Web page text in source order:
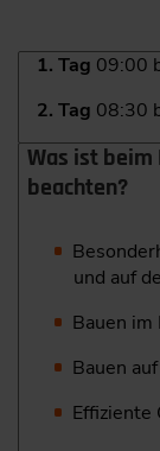
1. Tag 09:00
2. Tag 08:30
Was ist beim
beachten?
und auf
Bauen im
Bauen
Effiziente